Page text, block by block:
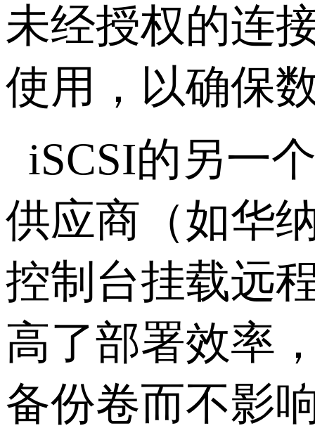
未经授权的连
使用，以确保
iSCSI的另一
供应商（如华
控制台挂载远
高了部署效率
备份卷而不影